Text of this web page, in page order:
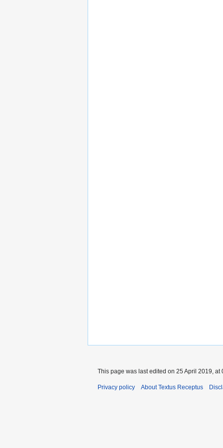
This page was last edited on 25 April 2019, at
Privacy policy About Textus Receptus